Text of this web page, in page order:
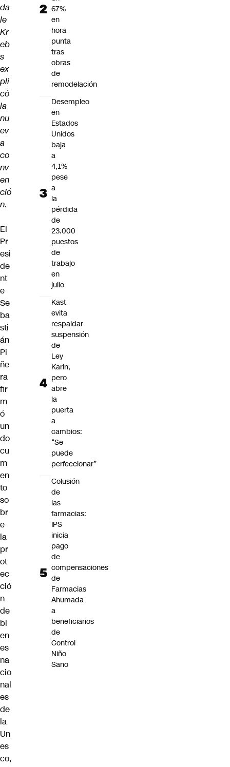
da
le
Kr
eb
s
ex
pli
có
la
nu
ev
a
co
nv
en
ció
n.
El
Pr
esi
de
nt
e
Se
ba
sti
án
Pi
ñe
ra
fir
m
ó
un
do
cu
m
en
to
so
br
e
la
pr
ot
ec
ció
n
de
bi
en
es
na
cio
nal
es
de
la
Un
es
co,
67%
en
hora
punta
tras
obras
de
remodelación
Desempleo
en
Estados
Unidos
baja
a
4,1%
pese
a
la
pérdida
de
23.000
puestos
de
trabajo
en
julio
Kast
evita
respaldar
suspensión
de
Ley
Karin,
pero
abre
la
puerta
a
cambios:
“Se
puede
perfeccionar”
Colusión
de
las
farmacias:
IPS
inicia
pago
de
compensaciones
de
Farmacias
Ahumada
a
beneficiarios
de
Control
Niño
Sano